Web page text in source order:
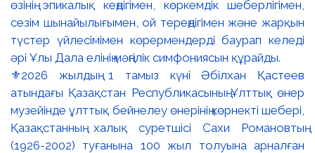
⚜️2026 жылдың 1 тамыз күні Әбілхан Қастеев
атындағы Қазақстан Республикасының Ұлттық өнер
музейінде ұлттық бейнелеу өнерінің көрнекті шебері,
Қазақстанның халық суретшісі Сахи Романовтың
(1926-2002) туғанына 100 жыл толуына арналған